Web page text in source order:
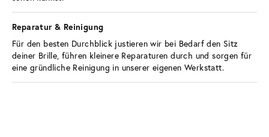
Reparatur & Reinigung
Für den besten Durchblick justieren wir bei Bedarf den Sitz
deiner Brille, führen kleinere Reparaturen durch und sorgen für
eine gründliche Reinigung in unserer eigenen Werkstatt.